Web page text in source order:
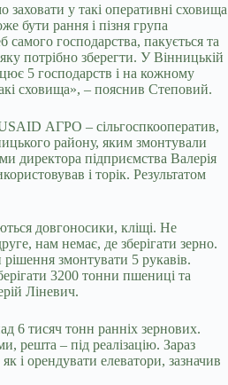
у такі оперативні сховища
бути рання і пізня група
господарства, пакується та
потрібно зберегти. У Вінницькій
5 господарств і на кожному
сховища», – пояснив Степовий.
АГРО – сільгоспкооператив,
району, яким змонтували
директора підприємства Валерія
і торік. Результатом
довгоносики, кліщі. Не
нам немає, де зберігати зерно.
змонтувати 5 рукавів.
3200 тонни пшениці та
Ліневич.
6 тисяч тонн ранніх зернових.
решта – під реалізацію. Зараз
і орендувати елеватори, зазначив